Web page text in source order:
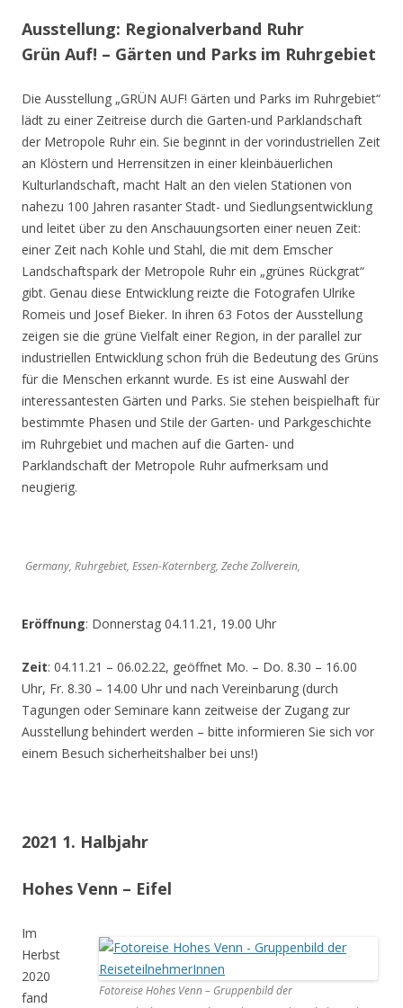
Ausstellung: Regionalverband Ruhr
Grün Auf! – Gärten und Parks im Ruhrgebiet
Die Ausstellung „GRÜN AUF! Gärten und Parks im Ruhrgebiet“
lädt zu einer Zeitreise durch die Garten-und Parklandschaft
der Metropole Ruhr ein. Sie beginnt in der vorindustriellen Zeit
an Klöstern und Herrensitzen in einer kleinbäuerlichen
Kulturlandschaft, macht Halt an den vielen Stationen von
nahezu 100 Jahren rasanter Stadt- und Siedlungsentwicklung
und leitet über zu den Anschauungsorten einer neuen Zeit:
einer Zeit nach Kohle und Stahl, die mit dem Emscher
Landschaftspark der Metropole Ruhr ein „grünes Rückgrat“
gibt. Genau diese Entwicklung reizte die Fotografen Ulrike
Romeis und Josef Bieker. In ihren 63 Fotos der Ausstellung
zeigen sie die grüne Vielfalt einer Region, in der parallel zur
industriellen Entwicklung schon früh die Bedeutung des Grüns
für die Menschen erkannt wurde. Es ist eine Auswahl der
interessantesten Gärten und Parks. Sie stehen beispielhaft für
bestimmte Phasen und Stile der Garten- und Parkgeschichte
im Ruhrgebiet und machen auf die Garten- und
Parklandschaft der Metropole Ruhr aufmerksam und
neugierig.
Germany, Ruhrgebiet, Essen-Katernberg, Zeche Zollverein,
Eröffnung: Donnerstag 04.11.21, 19.00 Uhr
Zeit: 04.11.21 – 06.02.22, geöffnet Mo. – Do. 8.30 – 16.00
Uhr, Fr. 8.30 – 14.00 Uhr und nach Vereinbarung (durch
Tagungen oder Seminare kann zeitweise der Zugang zur
Ausstellung behindert werden – bitte informieren Sie sich vor
einem Besuch sicherheitshalber bei uns!)
2021 1. Halbjahr
Hohes Venn – Eifel
Fotoreise Hohes Venn – Gruppenbild der
Im
Herbst
2020
fand